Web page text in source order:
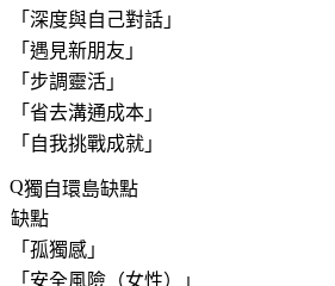
「 深度與自己對話 」
「 遇見新朋友 」
「 步調靈活 」
「 省去溝通成本 」
「 自我挑戰成就 」
獨自環島缺點
缺點
「 孤獨感 」
「 安全風險（女性） 」